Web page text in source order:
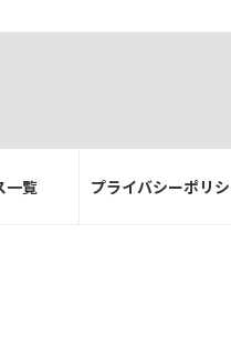
一覧 プライバシーポリ